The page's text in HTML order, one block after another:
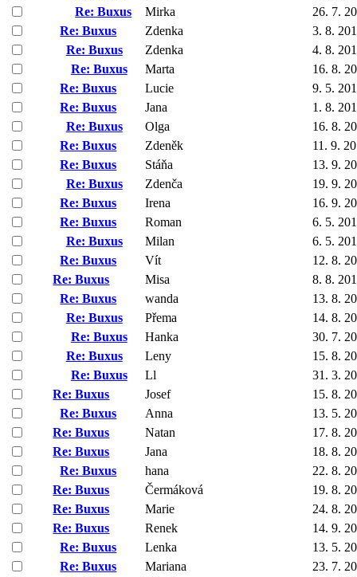
Re: Buxus
Mirka
26. 7.
Re: Buxus
Zdenka
3. 8.
Re: Buxus
Zdenka
4. 8.
Re: Buxus
Marta
16. 8.
Re: Buxus
Lucie
9. 5.
Re: Buxus
Jana
1. 8.
Re: Buxus
Olga
16. 8.
Re: Buxus
Zdeněk
11. 9.
Re: Buxus
Stáňa
13. 9.
Re: Buxus
Zdenča
19. 9.
Re: Buxus
Irena
16. 9.
Re: Buxus
Roman
6. 5.
Re: Buxus
Milan
6. 5.
Re: Buxus
Vít
12. 8.
Re: Buxus
Misa
8. 8.
Re: Buxus
wanda
13. 8.
Re: Buxus
Přema
14. 8.
Re: Buxus
Hanka
30. 7.
Re: Buxus
Leny
15. 8.
Re: Buxus
Ll
31. 3.
Re: Buxus
Josef
15. 8.
Re: Buxus
Anna
13. 5.
Re: Buxus
Natan
17. 8.
Re: Buxus
Jana
18. 8.
Re: Buxus
hana
22. 8.
Re: Buxus
Čermáková
19. 8.
Re: Buxus
Marie
24. 8.
Re: Buxus
Renek
14. 9.
Re: Buxus
Lenka
13. 5.
Re: Buxus
Mariana
23. 7.